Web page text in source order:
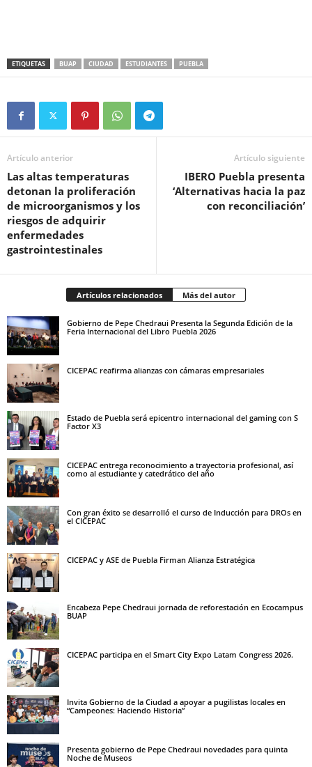
ETIQUETAS BUAP CIUDAD ESTUDIANTES PUEBLA
Artículo anterior
Las altas temperaturas
detonan la proliferación
de microorganismos y los
riesgos de adquirir
enfermedades
gastrointestinales
Artículo siguiente
IBERO Puebla presenta
‘Alternativas hacia la paz
con reconciliación’
Artículos relacionados Más del autor
Gobierno de Pepe Chedraui Presenta la Segunda Edición de la
Feria Internacional del Libro Puebla 2026
CICEPAC reafirma alianzas con cámaras empresariales
Estado de Puebla será epicentro internacional del gaming con S
Factor X3
CICEPAC entrega reconocimiento a trayectoria profesional, así
como al estudiante y catedrático del año
Con gran éxito se desarrolló el curso de Inducción para DROs en
el CICEPAC
CICEPAC y ASE de Puebla Firman Alianza Estratégica
Encabeza Pepe Chedraui jornada de reforestación en Ecocampus
BUAP
CICEPAC participa en el Smart City Expo Latam Congress 2026.
Invita Gobierno de la Ciudad a apoyar a pugilistas locales en
“Campeones: Haciendo Historia”
Presenta gobierno de Pepe Chedraui novedades para quinta
Noche de Museos